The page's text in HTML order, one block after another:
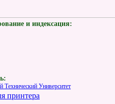
и индексация:
Технический Университет
принтера